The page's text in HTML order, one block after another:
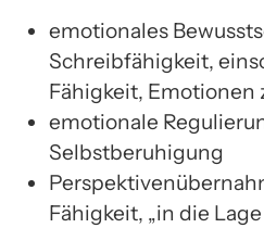
emotionales
Schreibfähigkeit,
Fähigkeit, Emotionen
emotionale
Selbstberuhigung
Fähigkeit, „in die